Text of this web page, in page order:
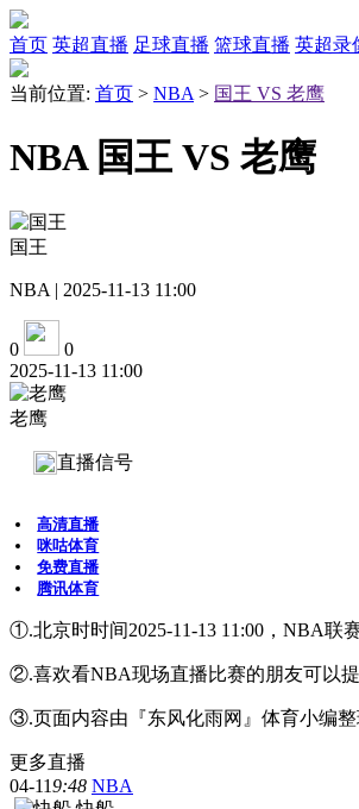
首页 英超直播 足球直播 篮球直播 英超录
当前位置: 首页 > NBA > 国王 VS 老鹰
NBA 国王 VS 老鹰
国王
NBA | 2025-11-13 11:00
0
0
2025-11-13 11:00
老鹰
直播信号
高清直播
咪咕体育
免费直播
腾讯体育
①.北京时时间2025-11-13 11:00，NBA联
②.喜欢看NBA现场直播比赛的朋友可以
③.页面内容由『东风化雨网』体育小编
更多直播
04-119:48 NBA